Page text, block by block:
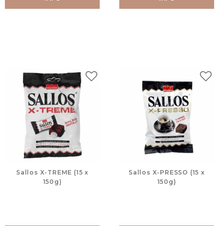
Sallos X-TREME (15 x
150g)
Lägg till i favoriter
Sallos X-PRESSO (15 x
150g)